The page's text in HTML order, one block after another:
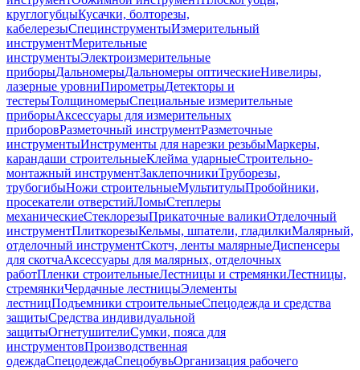
круглогубцыКусачки, болторезы,
кабелерезыСпецинструментыИзмерительный
инструментМерительные
инструментыЭлектроизмерительные
приборыДальномерыДальномеры оптическиеНивелиры,
лазерные уровниПирометрыДетекторы и
тестерыТолщиномерыСпециальные измерительные
приборыАксессуары для измерительных
приборовРазметочный инструментРазметочные
инструментыИнструменты для нарезки резьбыМаркеры,
карандаши строительныеКлейма ударныеСтроительно-
монтажный инструментЗаклепочникиТруборезы,
трубогибыНожи строительныеМультитулыПробойники,
просекатели отверстийЛомыСтеплеры
механическиеСтеклорезыПрикаточные валикиОтделочный
инструментПлиткорезыКельмы, шпатели, гладилкиМалярный,
отделочный инструментСкотч, ленты малярныеДиспенсеры
для скотчаАксессуары для малярных, отделочных
работПленки строительныеЛестницы и стремянкиЛестницы,
стремянкиЧердачные лестницыЭлементы
лестницПодъемники строительныеСпецодежда и средства
защитыСредства индивидуальной
защитыОгнетушителиСумки, пояса для
инструментовПроизводственная
одеждаСпецодеждаСпецобувьОрганизация рабочего